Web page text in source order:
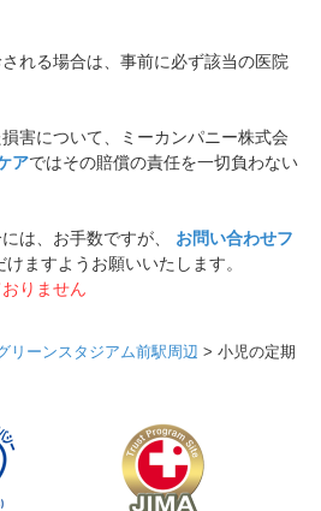
れる場合は、事前に必ず該当の医院
害について、ミーカンパニー株式会
アではその賠償の責任を一切負わない
は、お手数ですが、 お問い合わせフ
ますようお願いいたします。
りません
リーンスタジアム前駅周辺 > 小児の定期